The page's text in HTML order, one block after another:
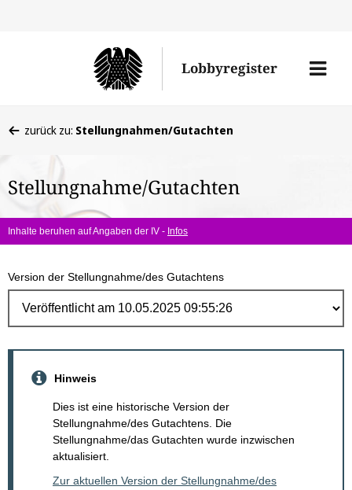
Lobbyregister
Menü
befinden
hier:
zurück zu: Stellungnahmen/Gutachten
Stellungnahme/Gutachten
Inhalte beruhen auf Angaben der IV - Infos
Version der Stellungnahme/des Gutachtens
Hinweis
Dies ist eine historische Version der
Stellungnahme/des Gutachtens. Die
Stellungnahme/das Gutachten wurde inzwischen
aktualisiert.
Zur aktuellen Version der Stellungnahme/des